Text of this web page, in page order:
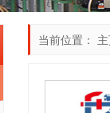
当前位置：